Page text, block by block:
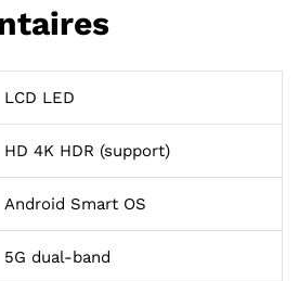
LCD LED
HD 4K HDR (support)
Android Smart OS
5G dual-band